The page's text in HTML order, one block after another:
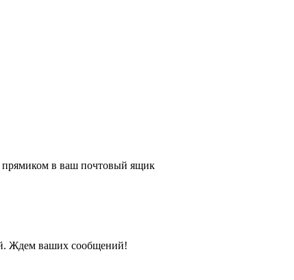
прямиком в ваш почтовый ящик
Ждем ваших сообщений!